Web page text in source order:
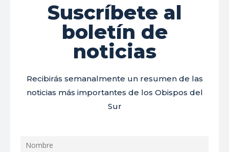
Suscríbete al
boletín de
noticias
Recibirás semanalmente un resumen de las
noticias más importantes de los Obispos del
Sur